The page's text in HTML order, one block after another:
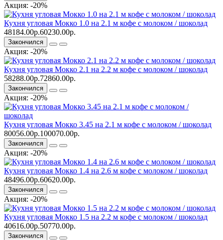
Акция: -20%
Кухня угловая Мокко 1.0 на 2.1 м кофе с молоком / шоколад
48184.00р.60230.00р.
Закончился
Акция: -20%
Кухня угловая Мокко 2.1 на 2.2 м кофе с молоком / шоколад
58288.00р.72860.00р.
Закончился
Акция: -20%
Кухня угловая Мокко 3.45 на 2.1 м кофе с молоком / шоколад
80056.00р.100070.00р.
Закончился
Акция: -20%
Кухня угловая Мокко 1.4 на 2.6 м кофе с молоком / шоколад
48496.00р.60620.00р.
Закончился
Акция: -20%
Кухня угловая Мокко 1.5 на 2.2 м кофе с молоком / шоколад
40616.00р.50770.00р.
Закончился